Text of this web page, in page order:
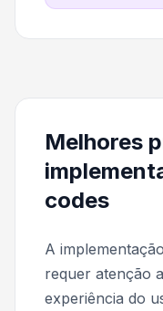
Melhores
codes
A
requer atenção
experiência do